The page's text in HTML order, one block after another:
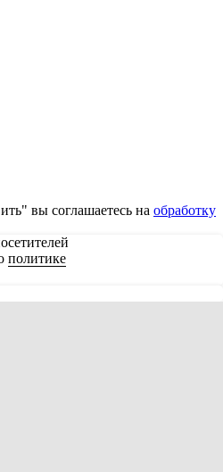
вы соглашаетесь на обработку
политике